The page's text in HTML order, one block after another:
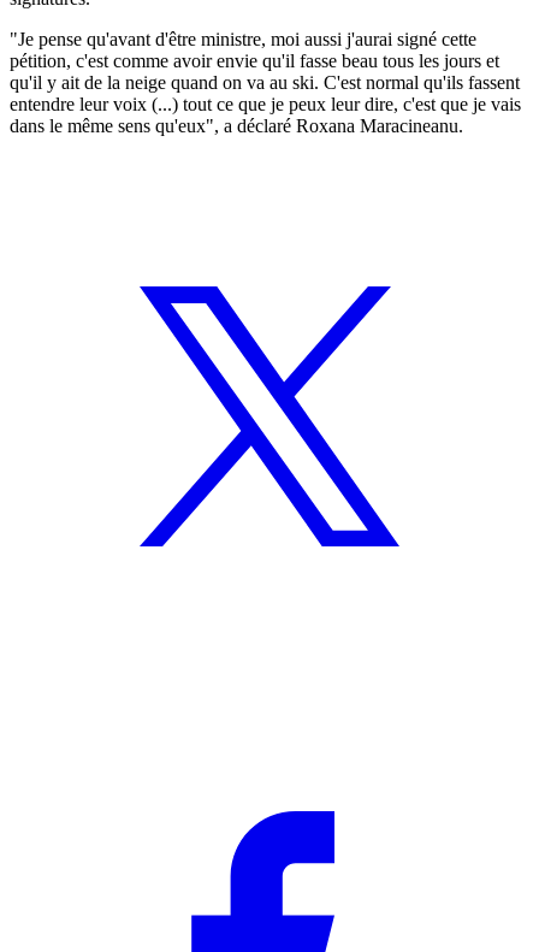
"Je pense qu'avant d'être ministre, moi aussi j'aurai signé cette
pétition, c'est comme avoir envie qu'il fasse beau tous les jours et
qu'il y ait de la neige quand on va au ski. C'est normal qu'ils fassent
entendre leur voix (...) tout ce que je peux leur dire, c'est que je vais
dans le même sens qu'eux", a déclaré Roxana Maracineanu.